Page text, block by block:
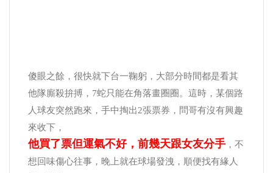
傻眼之餘，很快就下台一鞠躬，大部分時間都是看其
他隊廝殺拚搏，7蛇只能在角落畫圈圈。這時，某個路
人球友突然跑來，手中掏出2張票券，問哥有沒有興趣
來收下，
他買了票但運氣不好，前幾天跟女友分手 ，不
想回味傷心往事，晚上就在球場發洩，順便找有緣人